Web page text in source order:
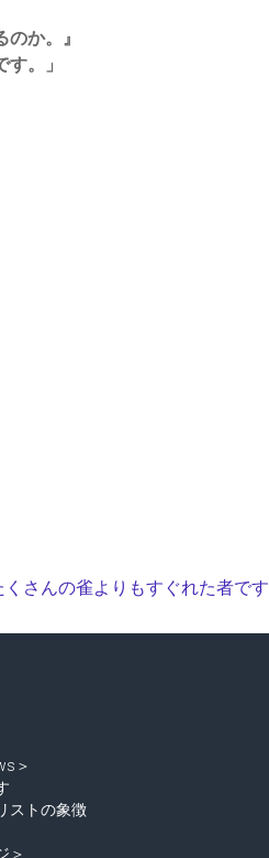
か。』
。」
さんの雀よりもすぐれた者です
＞
ストの象徴
＞